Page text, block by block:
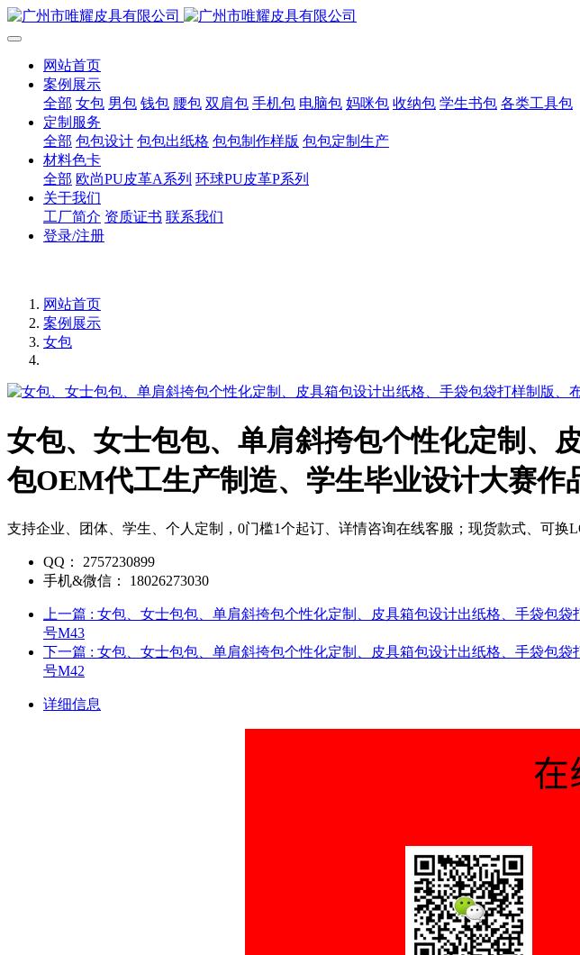
网站首页
案例展示
全部 女包 男包 钱包 腰包 双肩包 手机包 电脑包 妈咪包 收纳包 学生书包 各类工具包
定制服务
全部 包包设计 包包出纸格 包包制作样版 包包定制生产
材料色卡
全部 欧尚PU皮革A系列 环球PU皮革P系列
关于我们
工厂简介 资质证书 联系我们
登录/注册
网站首页
案例展示
女包
女包、女士包包、单肩斜挎包个性化定制、
包OEM代工生产制造、学生毕业设计大赛
支持企业、团体、学生、个人定制，0门槛1个起订、详情咨询在线客服；现货款式、可换
QQ：
2757230899
手机&微信：
18026273030
上一篇 : 女包、女士包包、单肩斜挎包个性化定制、皮具箱包设计出纸格、手袋包
号M43
下一篇 : 女包、女士包包、单肩斜挎包个性化定制、皮具箱包设计出纸格、手袋包
号M42
详细信息